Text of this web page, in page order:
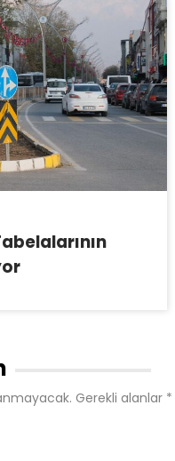
Gerekli alanlar *